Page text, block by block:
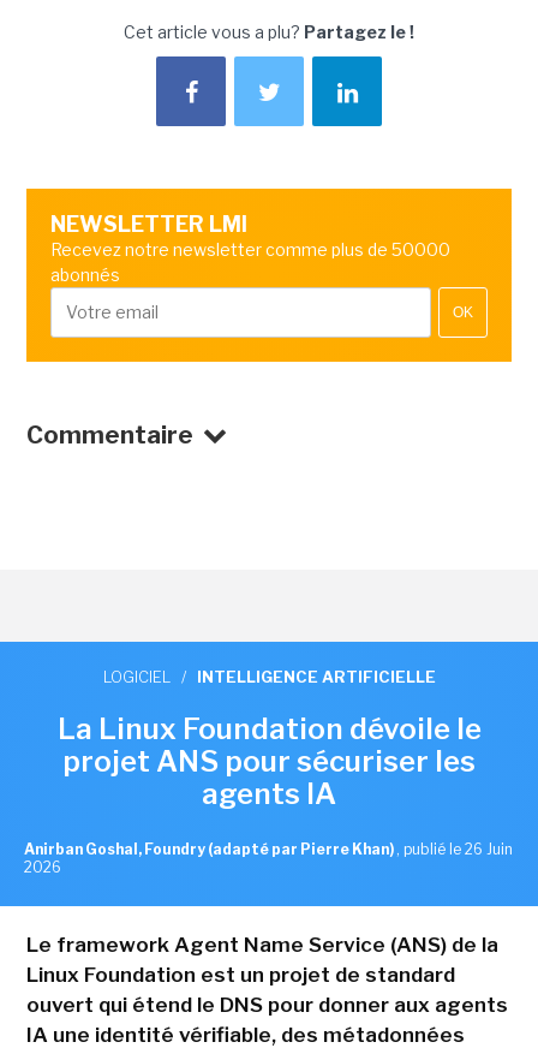
Cet article vous a plu? Partagez le !
NEWSLETTER LMI
Recevez notre newsletter comme plus de 50000
abonnés
OK
Commentaire
LOGICIEL / INTELLIGENCE ARTIFICIELLE
La Linux Foundation dévoile le
projet ANS pour sécuriser les
agents IA
Anirban Goshal, Foundry (adapté par Pierre Khan) , publié le 26 Juin
2026
Le framework Agent Name Service (ANS) de la
Linux Foundation est un projet de standard
ouvert qui étend le DNS pour donner aux agents
IA une identité vérifiable, des métadonnées